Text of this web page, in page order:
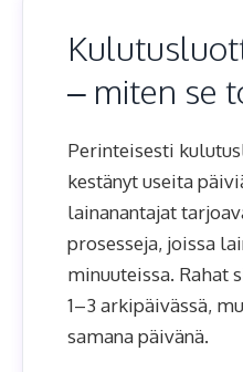
– miten se
Perinteisesti
kestänyt useita
lainanantajat
prosesseja, joissa
minuuteissa.
1–3 arkipäivässä,
samana päivänä.